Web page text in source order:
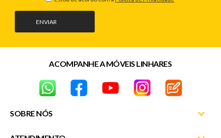
ENVIAR
SOBRE NÓS
ACOMPANHE A MÓVEIS LINHARES